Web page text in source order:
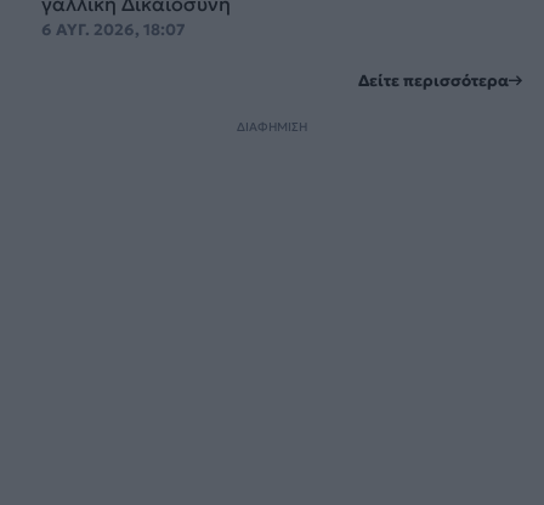
6 ΑΥΓ. 2026, 18:07
Δείτε περισσότερα
ΔΙΑΦΗΜΙΣΗ